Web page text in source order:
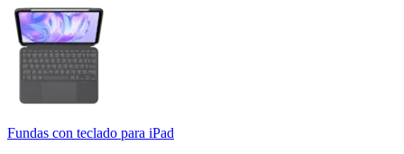
Fundas con teclado para iPad